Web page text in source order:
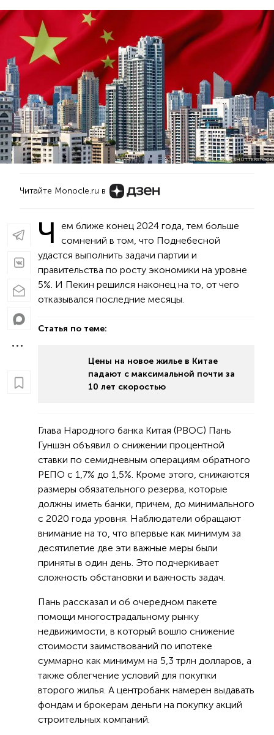
SHUTTERSTOCK
Читайте Monocle.ru в
Ч
ем ближе конец 2024 года, тем больше
сомнений в том, что Поднебесной
удастся выполнить задачи партии и
правительства по росту экономики на уровне
5%. И Пекин решился наконец на то, от чего
отказывался последние месяцы.
Статья по теме:
Цены на новое жилье в Китае
падают с максимальной почти за
10 лет скоростью
Глава Народного банка Китая (РВОС) Пань
Гуншэн объявил о снижении процентной
ставки по семидневным операциям обратного
РЕПО с 1,7% до 1,5%. Кроме этого, снижаются
размеры обязательного резерва, которые
должны иметь банки, причем, до минимального
с 2020 года уровня. Наблюдатели обращают
внимание на то, что впервые как минимум за
десятилетие две эти важные меры были
приняты в один день. Это подчеркивает
сложность обстановки и важность задач.
Пань рассказал и об очередном пакете
помощи многострадальному рынку
недвижимости, в который вошло снижение
стоимости заимствований по ипотеке
суммарно как минимум на 5,3 трлн долларов, а
также облегчение условий для покупки
второго жилья. А центробанк намерен выдавать
фондам и брокерам деньги на покупку акций
строительных компаний.